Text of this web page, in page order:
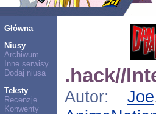
Główna
Niusy
Archiwum
Inne serwisy
Dodaj niusa
Teksty
Recenzje
Konwenty
.hack//
Autor: Joe